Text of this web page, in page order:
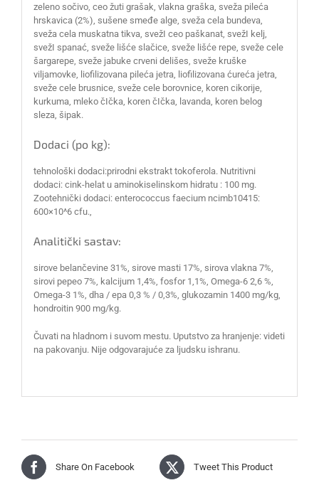
zeleno sočivo, ceo žuti grašak, vlakna graška, sveža pileća
hrskavica (2%), sušene smeđe alge, sveža cela bundeva,
sveža cela muskatna tikva, svežI ceo paškanat, svežI kelj,
svežI spanać, sveže lišće slačice, sveže lišće repe, sveže cele
šargarepe, sveže jabuke crveni delišes, sveže kruške
viljamovke, liofilizovana pileća jetra, liofilizovana ćureća jetra,
sveže cele brusnice, sveže cele borovnice, koren cikorije,
kurkuma, mleko čIčka, koren čIčka, lavanda, koren belog
sleza, šipak.
Dodaci (po kg):
tehnološki dodaci:prirodni ekstrakt tokoferola. Nutritivni
dodaci: cink-helat u aminokiselinskom hidratu : 100 mg.
Zootehnički dodaci: enterococcus faecium ncimb10415:
600×10^6 cfu.,
Analitički sastav:
sirove belančevine 31%, sirove masti 17%, sirova vlakna 7%,
sirovi pepeo 7%, kalcijum 1,4%, fosfor 1,1%, Omega-6 2,6 %,
Omega-3 1%, dha / epa 0,3 % / 0,3%, glukozamin 1400 mg/kg,
hondroitin 900 mg/kg.
Čuvati na hladnom i suvom mestu. Uputstvo za hranjenje: videti
na pakovanju. Nije odgovarajuće za ljudsku ishranu.
Share On Facebook Tweet This Product